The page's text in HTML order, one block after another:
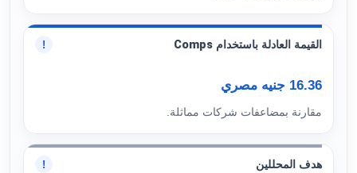
القيمة العادلة باستخدام Comps !
16.36 جنيه مصري
مقارنة بمضاعفات شركات مماثلة.
هدف المحللين !